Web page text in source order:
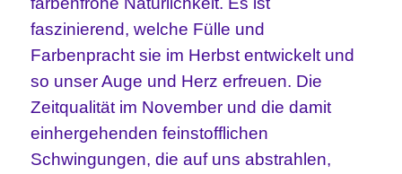
faszinierend, welche Fülle und
Farbenpracht sie im Herbst entwickelt und
so unser Auge und Herz erfreuen. Die
Zeitqualität im November und die damit
einhergehenden feinstofflichen
Schwingungen, die auf uns abstrahlen,